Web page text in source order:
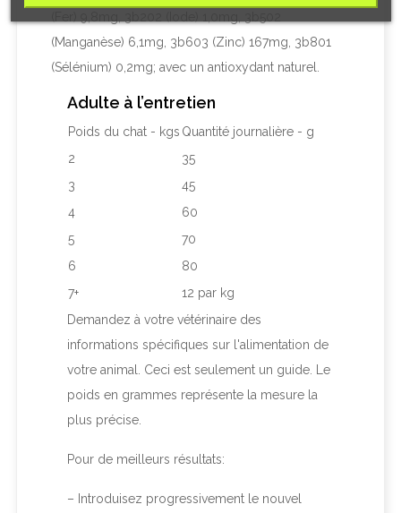
(Manganèse) 6,1mg, 3b603 (Zinc) 167mg, 3b801
(Sélénium) 0,2mg; avec un antioxydant naturel.
Adulte à l’entretien
Poids du chat - kgs Quantité journalière - g
2
35
3
45
4
60
5
70
6
80
7+
12 par kg
Demandez à votre vétérinaire des
informations spécifiques sur l'alimentation de
votre animal. Ceci est seulement un guide. Le
poids en grammes représente la mesure la
plus précise.
Pour de meilleurs résultats:
– Introduisez progressivement le nouvel